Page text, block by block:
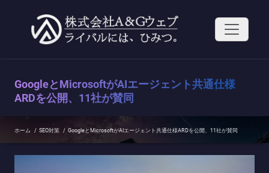
へ
GoogleとMicrosoftがAIエージェント共通仕様
ARDを公開、11社が賛同
ホーム / SEO対策 / GoogleとMicrosoftがAIエージェント共通仕様ARDを公開、11社が賛同